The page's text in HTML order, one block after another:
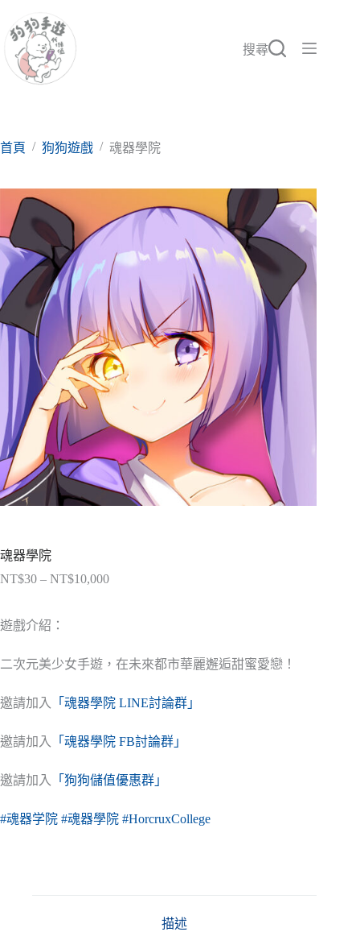
至
要
搜尋
首頁 / 狗狗遊戲 / 魂器學院
魂器學院
NT$30 – NT$10,000價
NT$30
到
遊戲介紹：
二次元美少女手遊，在未來都市華麗邂逅甜蜜愛戀！
邀請加入 「魂器學院 LINE討論群」
邀請加入 「魂器學院 FB討論群」
邀請加入 「狗狗儲值優惠群」
#魂器学院 #魂器學院 #HorcruxCollege
描述